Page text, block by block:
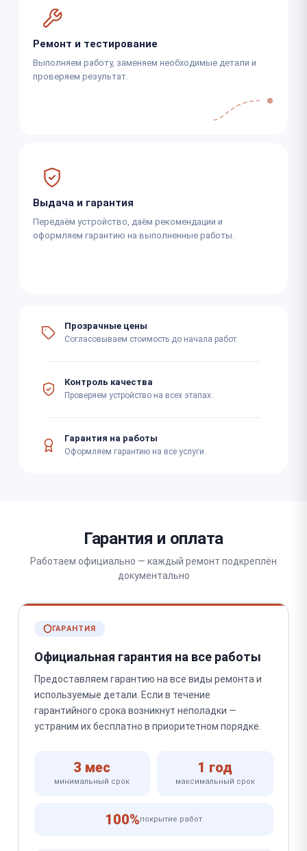
Ремонт и тестирование
Выполняем работу, заменяем необходимые детали и
проверяем результат.
Выдача и гарантия
Передаём устройство, даём рекомендации и
оформляем гарантию на выполненные работы.
Прозрачные цены
Согласовываем стоимость до начала работ.
Контроль качества
Проверяем устройство на всех этапах.
Гарантия на работы
Оформляем гарантию на все услуги.
Гарантия и оплата
Работаем официально — каждый ремонт подкреплён
документально
ГАРАНТИЯ
Официальная гарантия на все работы
Предоставляем гарантию на все виды ремонта и
используемые детали. Если в течение
гарантийного срока возникнут неполадки —
устраним их бесплатно в приоритетном порядке.
3 мес
минимальный срок
1 год
максимальный срок
100%покрытие работ